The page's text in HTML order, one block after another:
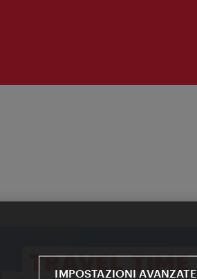
IMPOSTAZIONI AVANZATE